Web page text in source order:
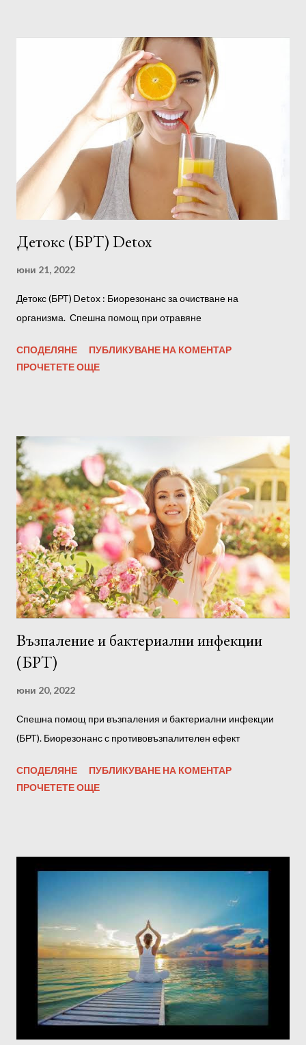
Детокс (БРТ) Detox
юни 21, 2022
Детокс (БРТ) Detox : Биорезонанс за очистване на
организма. Спешна помощ при отравяне
СПОДЕЛЯНЕ
ПУБЛИКУВАНЕ НА КОМЕНТАР
ПРОЧЕТЕТЕ ОЩЕ
Възпаление и бактериални инфекции
(БРТ)
юни 20, 2022
Спешна помощ при възпаления и бактериални инфекции
(БРТ). Биорезонанс с противовъзпалителен ефект
СПОДЕЛЯНЕ
ПУБЛИКУВАНЕ НА КОМЕНТАР
ПРОЧЕТЕТЕ ОЩЕ